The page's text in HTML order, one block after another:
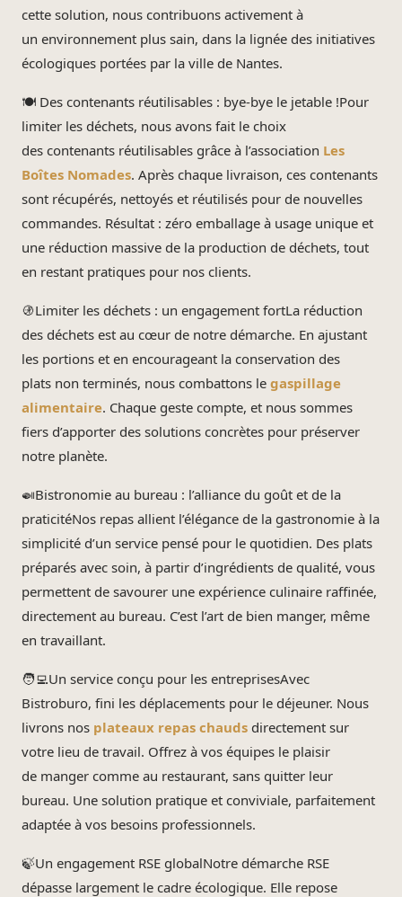
cette solution, nous contribuons activement à
un environnement plus sain, dans la lignée des initiatives
écologiques portées par la ville de Nantes.
🍽️ Des contenants réutilisables : bye-bye le jetable !Pour
limiter les déchets, nous avons fait le choix
des contenants réutilisables grâce à l’association Les
Boîtes Nomades. Après chaque livraison, ces contenants
sont récupérés, nettoyés et réutilisés pour de nouvelles
commandes. Résultat : zéro emballage à usage unique et
une réduction massive de la production de déchets, tout
en restant pratiques pour nos clients.
🚯Limiter les déchets : un engagement fortLa réduction
des déchets est au cœur de notre démarche. En ajustant
les portions et en encourageant la conservation des
plats non terminés, nous combattons le gaspillage
alimentaire. Chaque geste compte, et nous sommes
fiers d’apporter des solutions concrètes pour préserver
notre planète.
🍛Bistronomie au bureau : l’alliance du goût et de la
praticitéNos repas allient l’élégance de la gastronomie à la
simplicité d’un service pensé pour le quotidien. Des plats
préparés avec soin, à partir d’ingrédients de qualité, vous
permettent de savourer une expérience culinaire raffinée,
directement au bureau. C’est l’art de bien manger, même
en travaillant.
🧑‍💻Un service conçu pour les entreprisesAvec
Bistroburo, fini les déplacements pour le déjeuner. Nous
livrons nos plateaux repas chauds directement sur
votre lieu de travail. Offrez à vos équipes le plaisir
de manger comme au restaurant, sans quitter leur
bureau. Une solution pratique et conviviale, parfaitement
adaptée à vos besoins professionnels.
🍃Un engagement RSE globalNotre démarche RSE
dépasse largement le cadre écologique. Elle repose